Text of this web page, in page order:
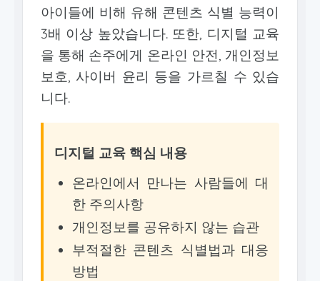
아이들에 비해 유해 콘텐츠 식별 능력이
3배 이상 높았습니다. 또한, 디지털 교육
을 통해 손주에게 온라인 안전, 개인정보
보호, 사이버 윤리 등을 가르칠 수 있습
니다.
디지털 교육 핵심 내용
온라인에서 만나는 사람들에 대
한 주의사항
개인정보를 공유하지 않는 습관
부적절한 콘텐츠 식별법과 대응
방법